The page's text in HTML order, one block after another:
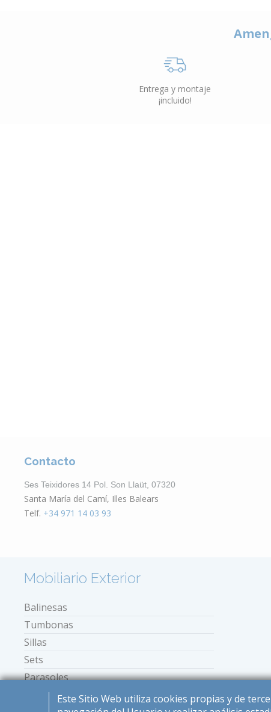
Entrega y montaje
¡incluido!
Contacto
Ses Teixidores 14 Pol. Son Llaüt, 07320
Santa María del Camí, Illes Balears
Telf. +34 971 14 03 93
Mobiliario Exterior
Balinesas
Tumbonas
Sillas
Sets
Parasoles
Mini tumbonas
Este Sitio Web utiliza cookies propias y de